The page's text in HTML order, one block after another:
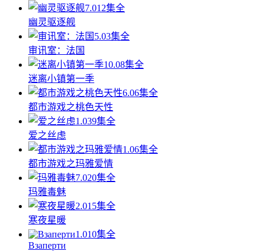
7.012集全
幽灵驱逐舰
5.03集全
审讯室：法国
10.08集全
迷离小镇第一季
6.06集全
都市游戏之桃色天性
1.039集全
爱之丝虑
1.06集全
都市游戏之玛雅爱情
7.020集全
玛雅毒魅
2.015集全
寒夜星暖
1.010集全
Взаперти